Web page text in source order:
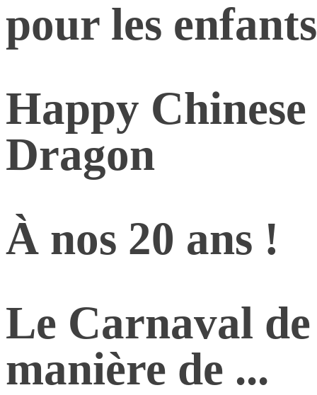
pour les enfants
Happy
Dragon
À nos 20 ans !
Le Carnaval
manière de ...